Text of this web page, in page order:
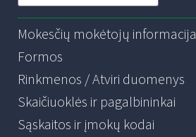
Mokesčių mokėtojų informacija
Formos
Rinkmenos / Atviri duomenys
Skaičiuoklės ir pagalbininkai
Sąskaitos ir įmokų kodai